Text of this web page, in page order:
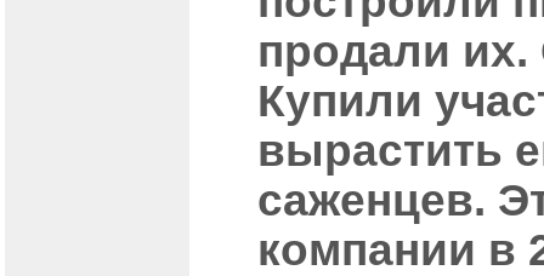
продали их.
Купили
вырастить
саженцев.
компании в